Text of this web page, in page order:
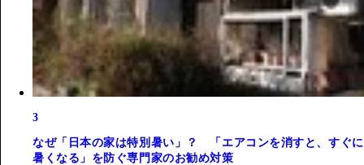
3
なぜ「日本の家は特別暑い」？ 「エアコンを消すと、すぐに
暑くなる」を防ぐ専門家のお勧め対策